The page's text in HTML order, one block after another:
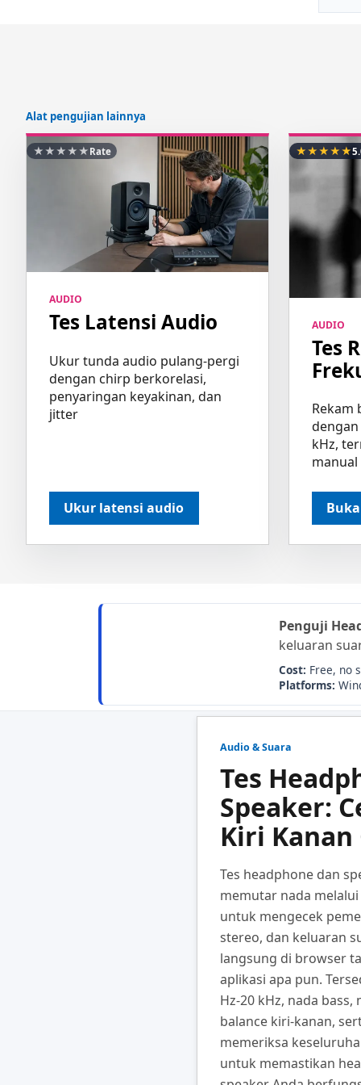
Alat pengujian lainnya
★★★★★ Rate
AUDIO
Tes Latensi Audio
Ukur tunda audio pulang-pergi
dengan chirp berkorelasi,
penyaringan keyakinan, dan
jitter
Ukur latensi audio
★★★★★
AUDIO
Tes
Rekam
kHz,
manual
Penguji
keluaran
Cost: Free, no
Platforms:
Audio & Suara
Tes
Speaker:
Kiri
Tes headphone dan
memutar nada
untuk mengecek
stereo, dan keluaran
langsung di browser
aplikasi apa pun.
Hz-20 kHz, nada
balance kiri-kanan,
memeriksa
untuk memastikan